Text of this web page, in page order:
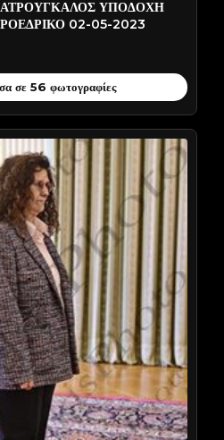
ΥΠΟΔΟΧΗ
02-05-2023
σε 56 φωτογραφίες